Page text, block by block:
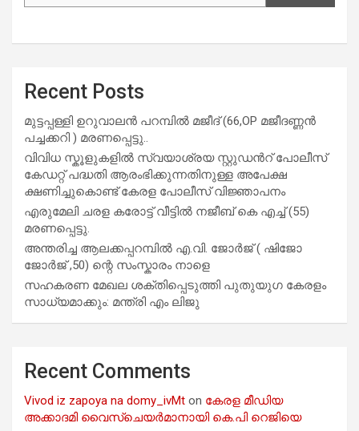
Recent Posts
മുട്ടപ്പള്ളി ഉറുവാലൻ പറമ്പിൽ മജീദ് (66,OP മജീദണ്ണൻ
പച്ചക്കറി ) മരണപ്പെട്ടു..
വിവിധ സ്കൂളുകളില്‍ സ്വയാശ്രയ സ്റ്റുഡന്‍റ് പോലീസ്
കേഡറ്റ് പദ്ധതി ആരംഭിക്കുന്നതിനുള്ള അപേക്ഷ
ക്ഷണിച്ചുകൊണ്ട് കേരള പോലീസ് വിജ്ഞാപനം
എരുമേലി ചരള കരോട്ട് വീട്ടിൽ നജീബ് കെ എച്ച് (55)
മരണപ്പെട്ടു.
അന്തരിച്ച ആ​ല​ക്ക​പ്പ​റമ്പിൽ​ എ.​വി. ജോ​ർ​ജ് ( ഷിജോ
ജോർജ് ,50) ന്റെ സംസ്കാരം നാളെ
സഹകരണ മേഖല ശക്തിപ്പെടുത്തി പുതുയുഗ കേരളം
സാധ്യമാക്കും: മന്ത്രി എം ലിജു
Recent Comments
Vivod iz zapoya na domy_ivMt on കേരള മീഡിയ
അക്കാദമി വൈസ്ചെയർമാനായി കെ.പി റെജിയെ